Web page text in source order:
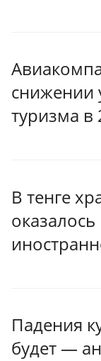
снижении
туризма в
В тенге
Падения
будет —